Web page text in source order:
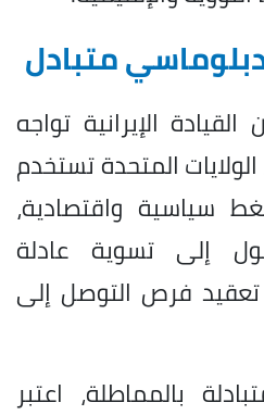
متبادل
الإيرانية تواجه
الولايات المتحدة تستخدم
سياسية واقتصادية،
إلى تسوية عادلة
فرص التوصل إلى
بالمماطلة، اعتبر